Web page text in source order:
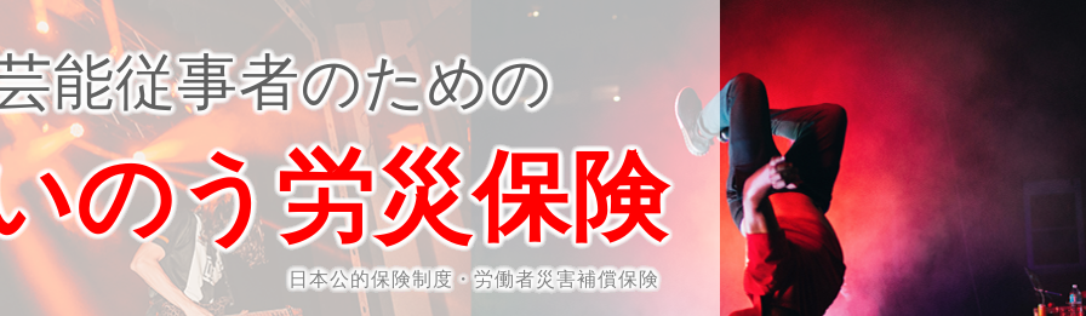
能従事者のための
のう労災保険
日本公的保険制度・労働者災害補償保険